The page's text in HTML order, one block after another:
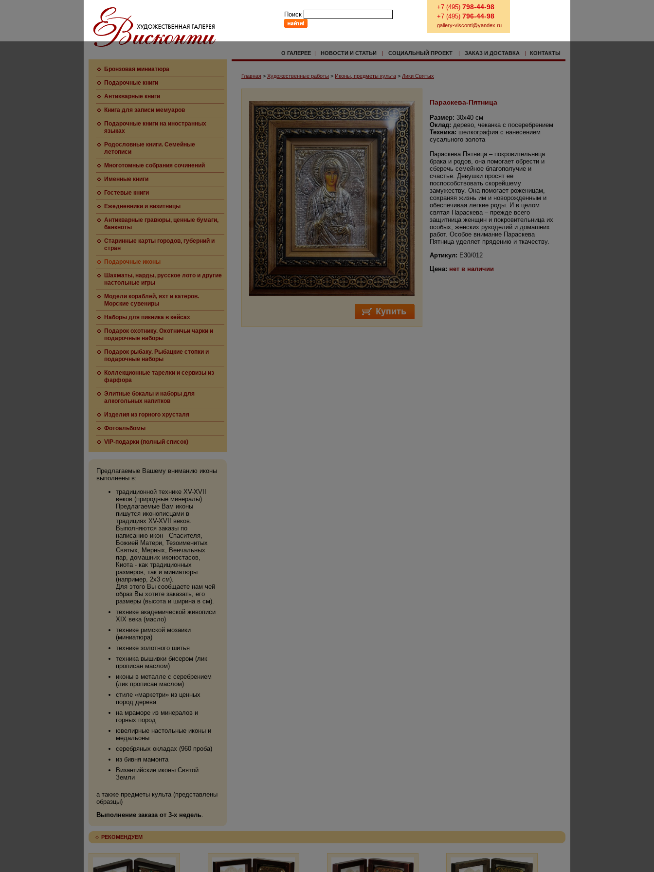
Поиск
+7 (495) 798-44-98
+7 (495) 796-44-98
gallery-visconti@yandex.ru
О ГАЛЕРЕЕ | НОВОСТИ И СТАТЬИ | СОЦИАЛЬНЫЙ ПРОЕКТ | ЗАКАЗ И ДОСТАВКА | КОНТАКТЫ
Бронзовая миниатюра
Подарочные книги
Антикварные книги
Книга для записи мемуаров
Подарочные книги на иностранных
языках
Родословные книги. Семейные
летописи
Многотомные собрания сочинений
Именные книги
Гостевые книги
Ежедневники и визитницы
Антикварные гравюры, ценные бумаги,
банкноты
Старинные карты городов, губерний и
стран
Подарочные иконы
Шахматы, нарды, русское лото и другие
настольные игры
Модели кораблей, яхт и катеров.
Морские сувениры
Наборы для пикника в кейсах
Подарок охотнику. Охотничьи чарки и
подарочные наборы
Подарок рыбаку. Рыбацкие стопки и
подарочные наборы
Коллекционные тарелки и сервизы из
фарфора
Элитные бокалы и наборы для
алкогольных напитков
Изделия из горного хрусталя
Фотоальбомы
VIP-подарки (полный список)
Предлагаемые Вашему вниманию иконы
выполнены в:
традиционной технике XV-XVII
веков (природные минералы)
Предлагаемые Вам иконы
пишутся иконописцами в
традициях XV-XVII веков.
Выполняются заказы по
написанию икон - Спасителя,
Божией Матери, Тезоименитых
Святых, Мерных, Венчальных
пар, домашних иконостасов,
Киота - как традиционных
размеров, так и миниатюры
(например, 2х3 см).
Для этого Вы сообщаете нам чей
образ Вы хотите заказать, его
размеры (высота и ширина в см).
технике академической живописи
XIX века (масло)
технике римской мозаики
(миниатюра)
технике золотного шитья
техника вышивки бисером (лик
прописан маслом)
иконы в металле с серебрением
(лик прописан маслом)
стиле «маркетри» из ценных
пород дерева
на мраморе из минералов и
горных пород
ювелирные настольные иконы и
медальоны
серебряных окладах (960 проба)
из бивня мамонта
Византийские иконы Святой
Земли
а также предметы культа (представлены
образцы)
Выполнение заказа от 3-х недель.
Главная > Художественные работы > Иконы, предметы культа > Лики Святых
Параскева-Пятница
Размер: 30х40 см
Оклад: дерево, чеканка с посеребрением
Техника: шелкография с нанесением
сусального золота
Параскева Пятница – покровительница
брака и родов, она помогает обрести и
сберечь семейное благополучие и
счастье. Девушки просят ее
поспособствовать скорейшему
замужеству. Она помогает роженицам,
сохраняя жизнь им и новорожденным и
обеспечивая легкие роды. И в целом
святая Параскева – прежде всего
защитница женщин и покровительница их
особых, женских рукоделий и домашних
работ. Особое внимание Параскева
Пятница уделяет прядению и ткачеству.
Артикул: Е30/012
Цена: нет в наличии
РЕКОМЕНДУЕМ